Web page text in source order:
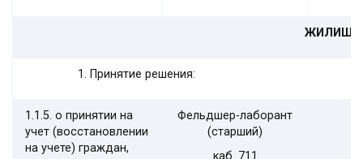
Принятие решения:
1.1.5. о принятии на
учет (восстановлении
на учете) граждан,
Фельдшер-лаборант
(старший)